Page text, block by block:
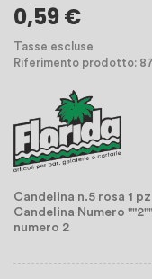
0,59 €
Tasse escluse
Riferimento prodotto:
Candelina n.5 rosa 1 pz
Candelina Numero
numero 2